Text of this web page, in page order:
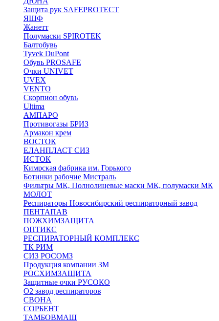
Защита рук SAFEPROTECT
ЯШФ
Жанетт
Полумаски SPIROTEK
Балтобувь
Tyvek DuPont
Обувь PROSAFE
Очки UNIVET
UVEX
VENTO
Скорпион обувь
Ultima
АМПАРО
Противогазы БРИЗ
Армакон крем
ВОСТОК
ЕЛАНПЛАСТ СИЗ
ИСТОК
Кимрская фабрика им. Горького
Ботинки рабочие Мистраль
Фильтры МК, Полнолицевые маски МК, полумаски МК
МОЛОТ
Респираторы Новосибирский респираторный завод
ПЕНТАПАВ
ПОЖХИМЗАЩИТА
ОПТИКС
РЕСПИРАТОРНЫЙ КОМПЛЕКС
ТК РИМ
СИЗ РОСОМЗ
Продукция компании 3M
РОСХИМЗАЩИТА
Защитные очки РУСОКО
О2 завод респираторов
СВОНА
СОРБЕНТ
ТАМБОВМАШ